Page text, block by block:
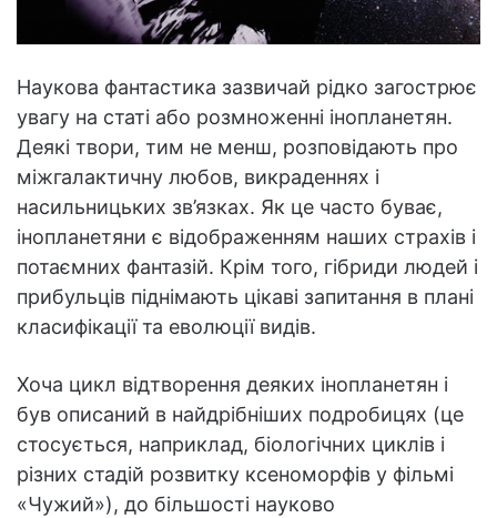
Наукова фантастика зазвичай рідко загострює
увагу на статі або розмноженні інопланетян.
Деякі твори, тим не менш, розповідають про
міжгалактичну любов, викраденнях і
насильницьких зв’язках. Як це часто буває,
інопланетяни є відображенням наших страхів і
потаємних фантазій. Крім того, гібриди людей і
прибульців піднімають цікаві запитання в плані
класифікації та еволюції видів.
Хоча цикл відтворення деяких інопланетян і
був описаний в найдрібніших подробицях (це
стосується, наприклад, біологічних циклів і
різних стадій розвитку ксеноморфів у фільмі
«Чужий»), до більшості науково